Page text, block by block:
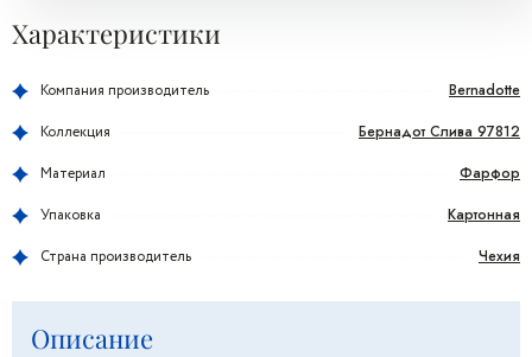
Характеристики
Компания производитель Bernadotte
Коллекция Бернадот Слива 97812
Материал Фарфор
Упаковка Картонная
Страна производитель Чехия
Описание